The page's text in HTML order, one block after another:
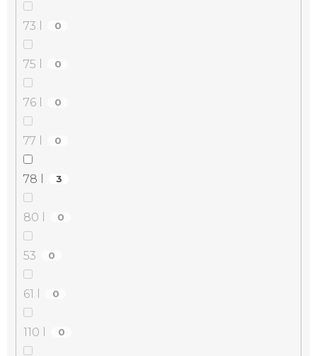
73 l 0
75 l 0
76 l 0
77 l 0
78 l 3
80 l 0
53 0
61 l 0
110 l 0